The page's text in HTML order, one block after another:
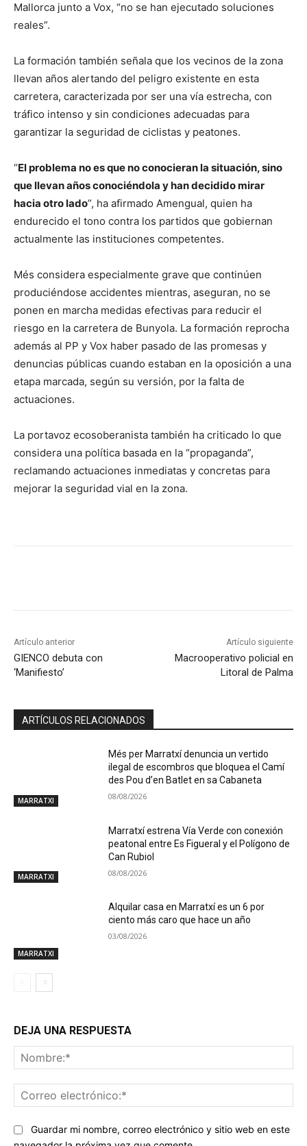
Mallorca junto a Vox, “no se han ejecutado soluciones
reales”.
La formación también señala que los vecinos de la zona
llevan años alertando del peligro existente en esta
carretera, caracterizada por ser una vía estrecha, con
tráfico intenso y sin condiciones adecuadas para
garantizar la seguridad de ciclistas y peatones.
“El problema no es que no conocieran la situación, sino
que llevan años conociéndola y han decidido mirar
hacia otro lado”, ha afirmado Amengual, quien ha
endurecido el tono contra los partidos que gobiernan
actualmente las instituciones competentes.
Més considera especialmente grave que continúen
produciéndose accidentes mientras, aseguran, no se
ponen en marcha medidas efectivas para reducir el
riesgo en la carretera de Bunyola. La formación reprocha
además al PP y Vox haber pasado de las promesas y
denuncias públicas cuando estaban en la oposición a una
etapa marcada, según su versión, por la falta de
actuaciones.
La portavoz ecosoberanista también ha criticado lo que
considera una política basada en la “propaganda”,
reclamando actuaciones inmediatas y concretas para
mejorar la seguridad vial en la zona.
Artículo anterior
GIENCO debuta con
‘Manifiesto’
Artículo siguiente
Macrooperativo policial en
Litoral de Palma
ARTÍCULOS RELACIONADOS
MARRATXI
Més per Marratxí denuncia un vertido
ilegal de escombros que bloquea el Camí
des Pou d’en Batlet en sa Cabaneta
08/08/2026
MARRATXI
Marratxí estrena Vía Verde con conexión
peatonal entre Es Figueral y el Polígono de
Can Rubiol
08/08/2026
MARRATXI
Alquilar casa en Marratxí es un 6 por
ciento más caro que hace un año
03/08/2026
DEJA UNA RESPUESTA
Guardar mi nombre, correo electrónico y sitio web en este